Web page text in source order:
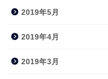
2019年5月
2019年4月
2019年3月